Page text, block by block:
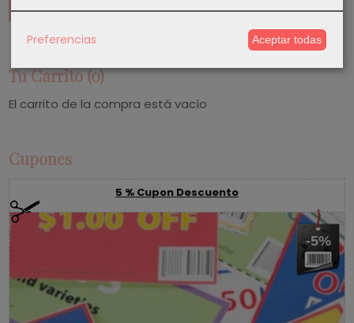
Tu Carrito (0)
El carrito de la compra está vacío
Cupones
5 % Cupon Descuento
-5%
Preferencias Aceptar todas